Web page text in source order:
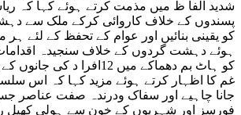
شدید الفا ظ میں مذمت کرتے ہوئے کہا کہ
پسندوں کے خلاف کاروائی کرکے ملک سے
کو یقینی بنائیں اور عوام کے تحفظ کے لئے ہر
ہوئے دہشت گردوں کے خلاف سنجیدہ
کو ہاٹ بم دھماکے میں 12افرا
غم کا اظہار کرتے ہوئے مزید کہا کہ اس
جانا چاہیے اور سفاک ودرندہ صفت عناصر
فورسز اور شہریوں کے خون سے ہولی کھیل